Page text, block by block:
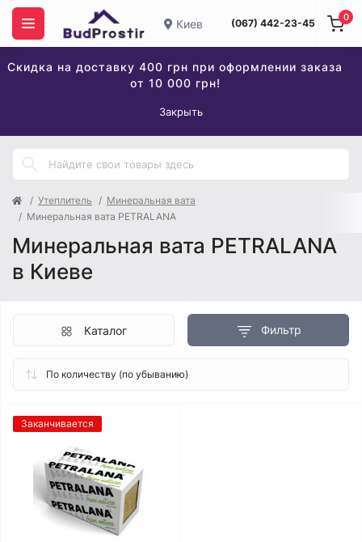
Киев (067) 442-23-45
Скидка на доставку 400 грн при оформлении заказа
от 10 000 грн!
Закрыть
0
Утеплитель
Минеральная вата
Минеральная вата PETRALANA
Минеральная вата PETRALANA
в Киеве
Фильтр
Каталог
Заканчивается